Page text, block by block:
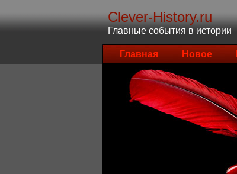
Clever-History.ru
Главные события в истории
Главная Новое